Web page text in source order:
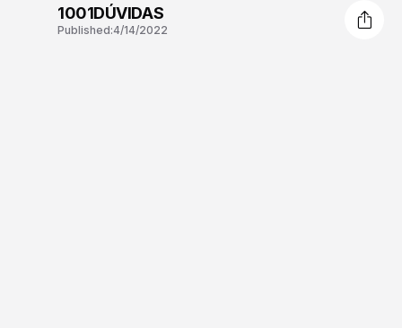
1001DÚVIDAS
Published:4/14/2022